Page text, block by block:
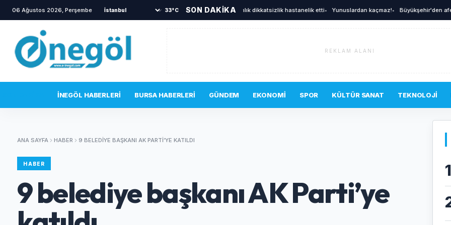
06 Ağustos 2026, Perşembe 33°C SON DAKİKA
• TOKİ sakinlerini korkutan yangın• Bir anlık dikkatsizlik hastanelik etti• Yunuslardan kaçmaz!• Büyükşehir'den afetlere
REKLAM ALANI
İNEGÖL HABERLERI BURSA HABERLERI GÜNDEM EKONOMI SPOR KÜLTÜR SANAT TEKNOLOJI
ANA SAYFA HABER 9 BELEDIYE BAŞKANI AK PARTI’YE KATILDI
HABER
9 belediye başkanı AK Parti’ye
1